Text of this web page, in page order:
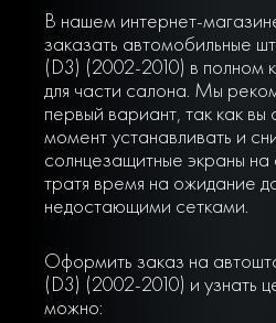
В нашем интернет-
заказать автомобильные
(D3) (2002-2010) в полном
для части салона. Мы
первый вариант, так как
момент устанавливать и
солнцезащитные экраны
тратя время на ожидание
недостающими сетками.
Оформить заказ на
(D3) (2002-2010) и узнать
можно: